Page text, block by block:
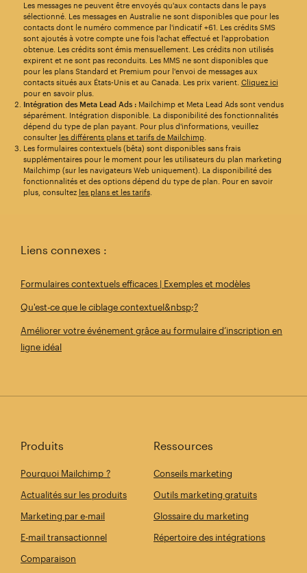
Les messages ne peuvent être envoyés qu'aux contacts dans le pays
sélectionné. Les messages en Australie ne sont disponibles que pour les
contacts dont le numéro commence par l'indicatif +61. Les crédits SMS
sont ajoutés à votre compte une fois l'achat effectué et l'approbation
obtenue. Les crédits sont émis mensuellement. Les crédits non utilisés
expirent et ne sont pas reconduits. Les MMS ne sont disponibles que
pour les plans Standard et Premium pour l'envoi de messages aux
contacts situés aux États-Unis et au Canada. Les prix varient. Cliquez ici
pour en savoir plus.
Intégration des Meta Lead Ads :Mailchimp et Meta Lead Ads sont vendus
séparément. Intégration disponible. La disponibilité des fonctionnalités
dépend du type de plan payant. Pour plus d'informations, veuillez
consulter les différents plans et tarifs de Mailchimp.
Les formulaires contextuels (bêta) sont disponibles sans frais
supplémentaires pour le moment pour les utilisateurs du plan marketing
Mailchimp (sur les navigateurs Web uniquement). La disponibilité des
fonctionnalités et des options dépend du type de plan. Pour en savoir
plus, consultez les plans et les tarifs.
Liens connexes :
Formulaires contextuels efficaces | Exemples et modèles
Qu'est-ce que le ciblage contextuel&nbsp;?
Améliorer votre événement grâce au formulaire d’inscription en
ligne idéal
Produits
Pourquoi Mailchimp ?
Actualités sur les produits
Marketing par e-mail
E-mail transactionnel
Comparaison
Ressources
Conseils marketing
Outils marketing gratuits
Glossaire du marketing
Répertoire des intégrations